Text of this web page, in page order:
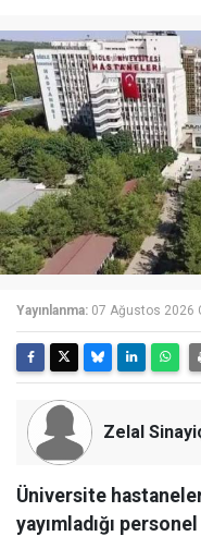
Yayınlanma: 07 Ağustos 2026
Zelal
Üniversite
yayımladığı